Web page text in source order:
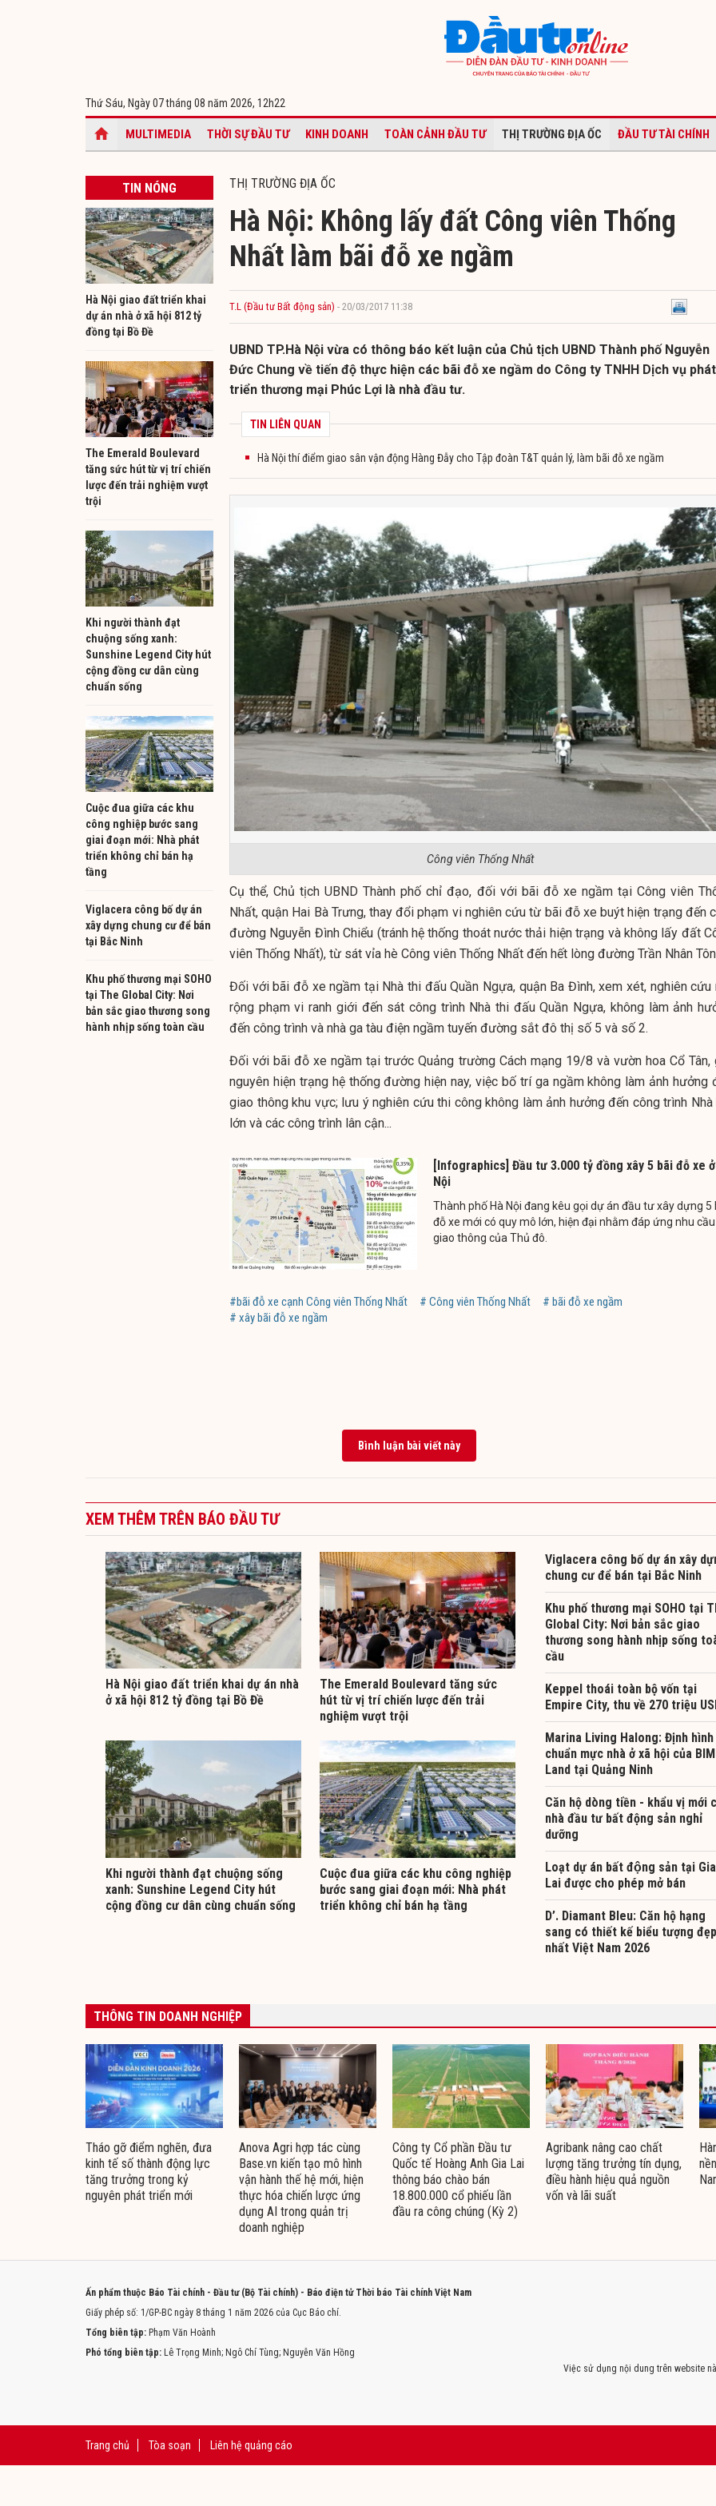
Thứ Sáu, Ngày 07 tháng 08 năm 2026, 12h22
MULTIMEDIA THỜI SỰ ĐẦU TƯ KINH DOANH TOÀN CẢNH ĐẦU TƯ THỊ TRƯỜNG ĐỊA ỐC ĐẦU TƯ TÀI CHÍNH
TIN NÓNG
Hà Nội giao đất triển khai
dự án nhà ở xã hội 812 tỷ
đồng tại Bồ Đề
The Emerald Boulevard
tăng sức hút từ vị trí chiến
lược đến trải nghiệm vượt
trội
Khi người thành đạt
chuộng sống xanh:
Sunshine Legend City hút
cộng đồng cư dân cùng
chuẩn sống
Cuộc đua giữa các khu
công nghiệp bước sang
giai đoạn mới: Nhà phát
triển không chỉ bán hạ
tầng
Viglacera công bố dự án
xây dựng chung cư để bán
tại Bắc Ninh
Khu phố thương mại SOHO
tại The Global City: Nơi
bản sắc giao thương song
hành nhịp sống toàn cầu
THỊ TRƯỜNG ĐỊA ỐC
Hà Nội: Không lấy đất Công viên Thống
Nhất làm bãi đỗ xe ngầm
T.L (Đầu tư Bất động sản) - 20/03/2017 11:38
UBND TP.Hà Nội vừa có thông báo kết luận của Chủ tịch UBND Thành phố Nguyễn
Đức Chung về tiến độ thực hiện các bãi đỗ xe ngầm do Công ty TNHH Dịch vụ phát
triển thương mại Phúc Lợi là nhà đầu tư.
TIN LIÊN QUAN
Hà Nội thí điểm giao sân vận động Hàng Đẫy cho Tập đoàn T&T quản lý, làm bãi đỗ xe ngầm
Công viên Thống Nhất
Cụ thể, Chủ tịch UBND Thành phố chỉ đạo, đối với bãi đỗ xe ngầm tại Công viên
Nhất, quận Hai Bà Trưng, thay đổi phạm vi nghiên cứu từ bãi đỗ xe buýt hiện trạng đến
đường Nguyễn Đình Chiểu (tránh hệ thống thoát nước thải hiện trạng và không lấy đất
viên Thống Nhất), từ sát vỉa hè Công viên Thống Nhất đến hết lòng đường Trần Nhân
Đối với bãi đỗ xe ngầm tại Nhà thi đấu Quần Ngựa, quận Ba Đình, xem xét, nghiên cứu
rộng phạm vi ranh giới đến sát công trình Nhà thi đấu Quần Ngựa, không làm ảnh
đến công trình và nhà ga tàu điện ngầm tuyến đường sắt đô thị số 5 và số 2.
Đối với bãi đỗ xe ngầm tại trước Quảng trường Cách mạng 19/8 và vườn hoa Cổ Tân,
nguyên hiện trạng hệ thống đường hiện nay, việc bố trí ga ngầm không làm ảnh hưởng
giao thông khu vực; lưu ý nghiên cứu thi công không làm ảnh hưởng đến công trình Nhà
lớn và các công trình lân cận...
[Infographics] Đầu tư 3.000 tỷ đồng xây 5 bãi đỗ xe
Nội
Thành phố Hà Nội đang kêu gọi dự án đầu tư xây dựng 5
đỗ xe mới có quy mô lớn, hiện đại nhằm đáp ứng nhu cầu
giao thông của Thủ đô.
#bãi đỗ xe cạnh Công viên Thống Nhất # Công viên Thống Nhất
# bãi đỗ xe ngầm
# xây bãi đỗ xe ngầm
Bình luận bài viết này
XEM THÊM TRÊN BÁO ĐẦU TƯ
Hà Nội giao đất triển khai dự án nhà
ở xã hội 812 tỷ đồng tại Bồ Đề
The Emerald Boulevard tăng sức
hút từ vị trí chiến lược đến trải
nghiệm vượt trội
Khi người thành đạt chuộng sống
xanh: Sunshine Legend City hút
cộng đồng cư dân cùng chuẩn sống
Cuộc đua giữa các khu công nghiệp
bước sang giai đoạn mới: Nhà phát
triển không chỉ bán hạ tầng
Viglacera công bố dự án xây
chung cư để bán tại Bắc Ninh
Khu phố thương mại SOHO tại
Global City: Nơi bản sắc giao
thương song hành nhịp sống
cầu
Keppel thoái toàn bộ vốn tại
Empire City, thu về 270 triệu
Marina Living Halong: Định hình
chuẩn mực nhà ở xã hội của BIM
Land tại Quảng Ninh
Căn hộ dòng tiền - khẩu vị mới
nhà đầu tư bất động sản nghỉ
dưỡng
Loạt dự án bất động sản tại Gia
Lai được cho phép mở bán
D’. Diamant Bleu: Căn hộ hạng
sang có thiết kế biểu tượng đẹp
nhất Việt Nam 2026
THÔNG TIN DOANH NGHIỆP
Tháo gỡ điểm nghẽn, đưa
kinh tế số thành động lực
tăng trưởng trong kỷ
nguyên phát triển mới
Anova Agri hợp tác cùng
Base.vn kiến tạo mô hình
vận hành thế hệ mới, hiện
thực hóa chiến lược ứng
dụng AI trong quản trị
doanh nghiệp
Công ty Cổ phần Đầu tư
Quốc tế Hoàng Anh Gia Lai
thông báo chào bán
18.800.000 cổ phiếu lần
đầu ra công chúng (Kỳ 2)
Agribank nâng cao chất
lượng tăng trưởng tín dụng,
điều hành hiệu quả nguồn
vốn và lãi suất
Ấn phẩm thuộc Báo Tài chính - Đầu tư (Bộ Tài chính) - Báo điện tử Thời báo Tài chính Việt Nam
Giấy phép số: 1/GP-BC ngày 8 tháng 1 năm 2026 của Cục Báo chí.
Tổng biên tập: Phạm Văn Hoành
Phó tổng biên tập: Lê Trọng Minh; Ngô Chí Tùng; Nguyễn Văn Hồng
Việc sử dụng nội dung trên website
Trang chủ Tòa soạn Liên hệ quảng cáo